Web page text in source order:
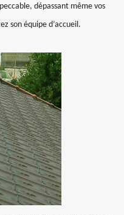
dépassant même vos
son équipe d’accueil.